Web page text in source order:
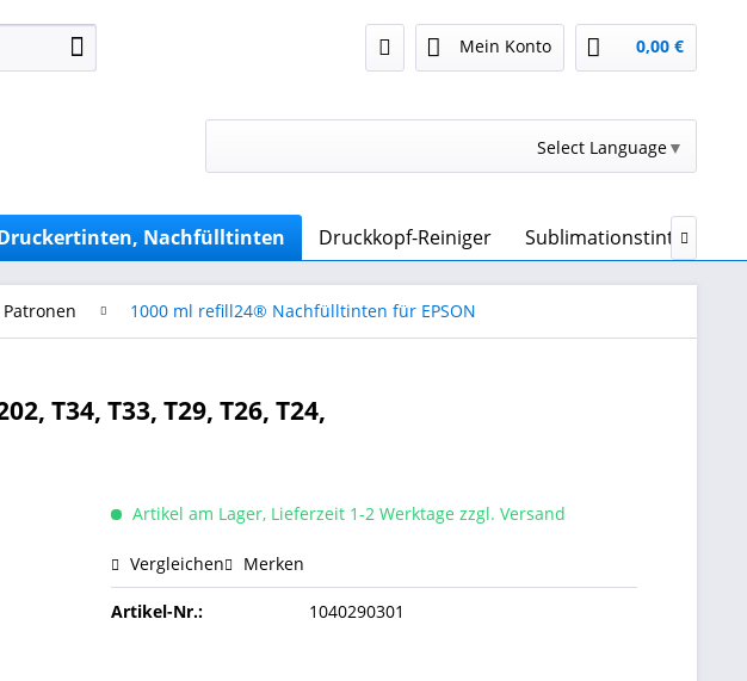
Mein Konto 0,00 €
Select Language▼
Nachfülltinten Druckkopf-Reiniger Sublimationstinte &

1000 ml refill24® Nachfülltinten für EPSON
T34, T33, T29, T26, T24,
Artikel am Lager, Lieferzeit 1-2 Werktage zzgl. Versand
Vergleichen Merken
Artikel-Nr.: 1040290301